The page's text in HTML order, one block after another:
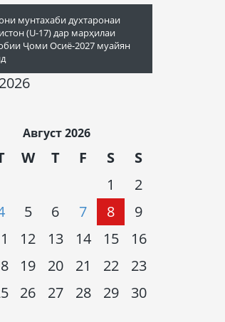
мунтахаби духтаронаи
(U-17) дар марҳилаи
Ҷоми Осиё-2027 муайян
Август 2026
W T F S S
1
2
5 6 7 8
9
12 13 14 15
16
19 20 21 22
23
26 27 28 29
30